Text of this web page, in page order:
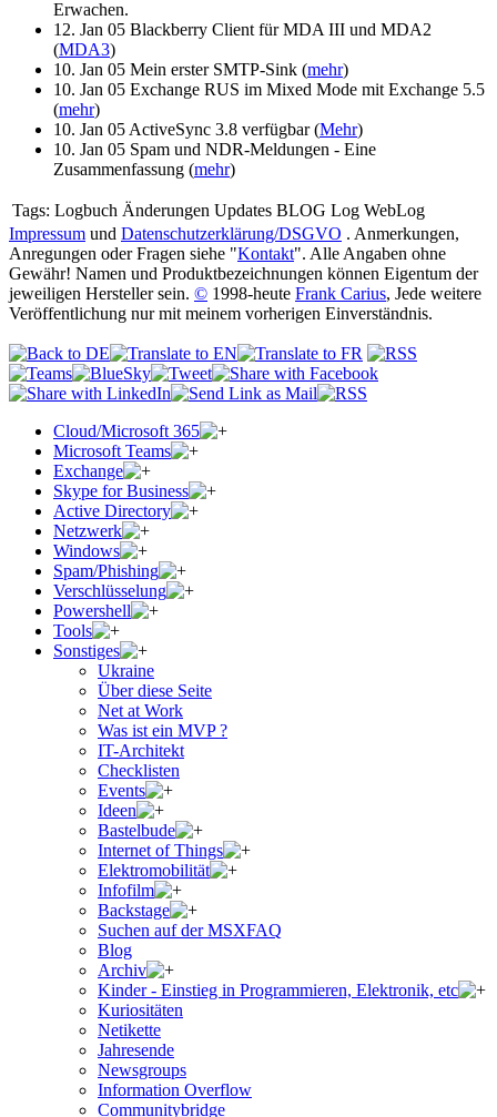
Erwachen.
12. Jan 05 Blackberry Client für MDA III und MDA2
(MDA3)
10. Jan 05 Mein erster SMTP-Sink (mehr)
10. Jan 05 Exchange RUS im Mixed Mode mit Exchange 5.5
(mehr)
10. Jan 05 ActiveSync 3.8 verfügbar (Mehr)
10. Jan 05 Spam und NDR-Meldungen - Eine
Zusammenfassung (mehr)
Tags: Logbuch Änderungen Updates BLOG Log WebLog
Impressum und Datenschutzerklärung/DSGVO . Anmerkungen,
Anregungen oder Fragen siehe "Kontakt". Alle Angaben ohne
Gewähr! Namen und Produktbezeichnungen können Eigentum der
jeweiligen Hersteller sein. © 1998-heute Frank Carius, Jede weitere
Veröffentlichung nur mit meinem vorherigen Einverständnis.
Cloud/Microsoft 365
Microsoft Teams
Exchange
Skype for Business
Active Directory
Netzwerk
Windows
Spam/Phishing
Verschlüsselung
Powershell
Tools
Sonstiges
Ukraine
Über diese Seite
Net at Work
Was ist ein MVP ?
IT-Architekt
Checklisten
Events
Ideen
Bastelbude
Internet of Things
Elektromobilität
Infofilm
Backstage
Suchen auf der MSXFAQ
Blog
Archiv
Kinder - Einstieg in Programmieren, Elektronik, etc
Kuriositäten
Netikette
Jahresende
Newsgroups
Information Overflow
Communitybridge